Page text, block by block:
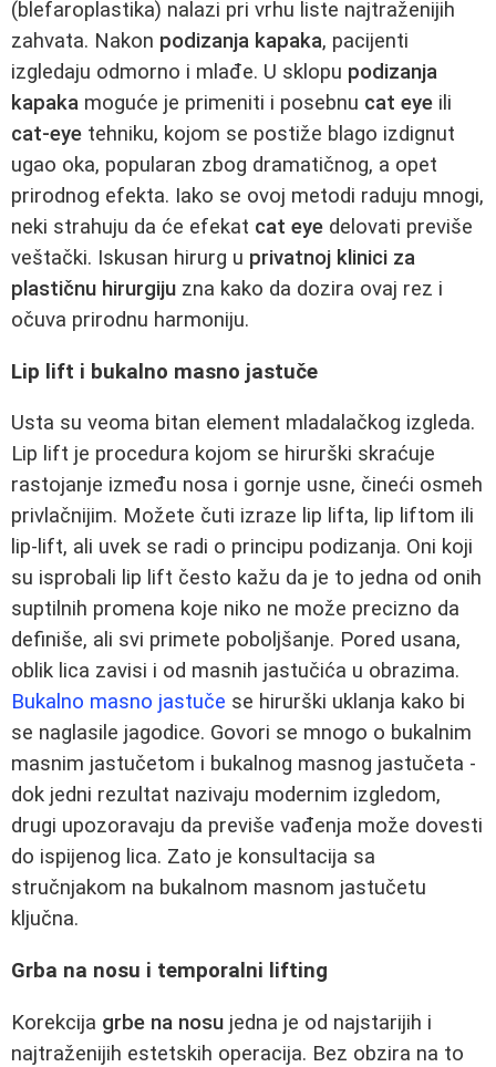
(blefaroplastika) nalazi pri vrhu liste najtraženijih
zahvata. Nakon podizanja kapaka, pacijenti
izgledaju odmorno i mlađe. U sklopu podizanja
kapaka moguće je primeniti i posebnu cat eye ili
cat-eye tehniku, kojom se postiže blago izdignut
ugao oka, popularan zbog dramatičnog, a opet
prirodnog efekta. Iako se ovoj metodi raduju mnogi,
neki strahuju da će efekat cat eye delovati previše
veštački. Iskusan hirurg u privatnoj klinici za
plastičnu hirurgiju zna kako da dozira ovaj rez i
očuva prirodnu harmoniju.
Lip lift i bukalno masno jastuče
Usta su veoma bitan element mladalačkog izgleda.
Lip lift je procedura kojom se hirurški skraćuje
rastojanje između nosa i gornje usne, čineći osmeh
privlačnijim. Možete čuti izraze lip lifta, lip liftom ili
lip-lift, ali uvek se radi o principu podizanja. Oni koji
su isprobali lip lift često kažu da je to jedna od onih
suptilnih promena koje niko ne može precizno da
definiše, ali svi primete poboljšanje. Pored usana,
oblik lica zavisi i od masnih jastučića u obrazima.
Bukalno masno jastuče se hirurški uklanja kako bi
se naglasile jagodice. Govori se mnogo o bukalnim
masnim jastučetom i bukalnog masnog jastučeta -
dok jedni rezultat nazivaju modernim izgledom,
drugi upozoravaju da previše vađenja može dovesti
do ispijenog lica. Zato je konsultacija sa
stručnjakom na bukalnom masnom jastučetu
ključna.
Grba na nosu i temporalni lifting
Korekcija grbe na nosu jedna je od najstarijih i
najtraženijih estetskih operacija. Bez obzira na to